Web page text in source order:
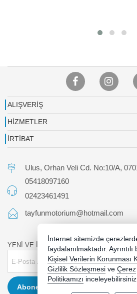
ALIŞVERİŞ
HİZMETLER
İRTİBAT
Ulus, Orhan Veli Cd. No:10/A,
05418097160
02423461491
tayfunmotorium@hotmail.com
YENİ VE İNDİRİMLİ ÜRÜNLERDEN
Abone Ol
İnternet sitemizde
faydalanılmaktadır. Ayrıntılı
Kişisel Verilerin Korunması
Gizlilik Sözleşmesi ve Çerez
Politikamızı